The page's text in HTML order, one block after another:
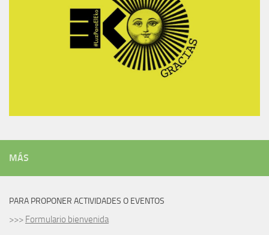
MÁS
PARA PROPONER ACTIVIDADES O EVENTOS
>>> Formulario bienvenida